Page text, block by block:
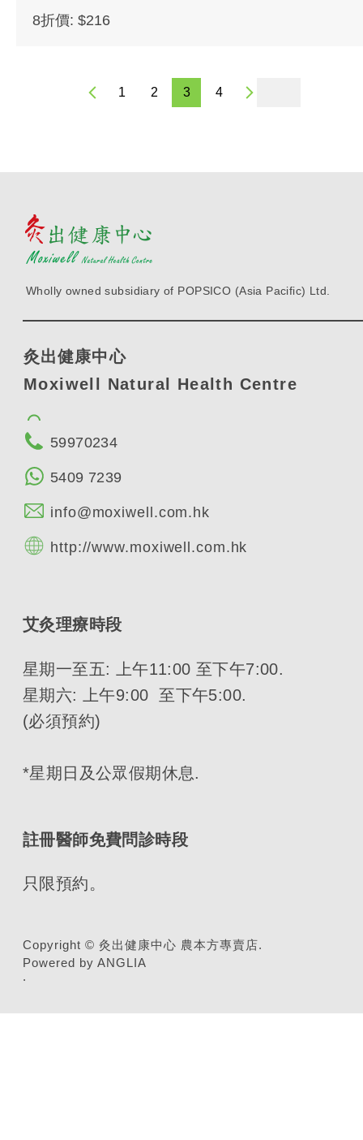
8折價: $216
1 2 3 4
Wholly owned subsidiary of POPSICO (Asia Pacific) Ltd.
灸出健康中心
Moxiwell Natural Health Centre
59970234
5409 7239
info@moxiwell.com.hk
http://www.moxiwell.com.hk
艾灸理療時段
星期一至五: 上午11:00 至下午7:00.
星期六: 上午9:00 至下午5:00.
(必須預約)
*星期日及公眾假期休息.
註冊醫師免費問診時段
只限預約。
Copyright © 灸出健康中心 農本方專賣店.
Powered by ANGLIA
.